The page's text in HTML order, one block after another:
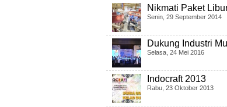
Nikmati Paket
Senin, 29 September 2014
Dukung Industri
Selasa, 24 Mei 2016
Indocraft 2013
Rabu, 23 Oktober 2013